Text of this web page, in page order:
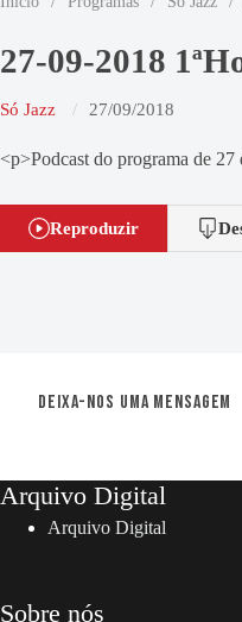
27-09-2018
Só Jazz 27/09/2018
<p>Podcast do programa de
Reproduzir
Deixa-nos uma mensagem
Arquivo Digital
Arquivo Digital
Sobre nós